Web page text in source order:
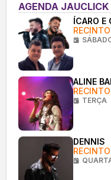
AGENDA JAUCLICK
ÍCARO E
ALINE
TERÇA
DENNIS